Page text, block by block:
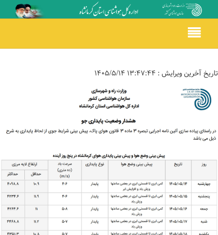
Toggle
navigation
تاریخ آخرین ویرایش : ۱۳:۴۷:۴۴ ۱۴۰۵/۵/۱۴